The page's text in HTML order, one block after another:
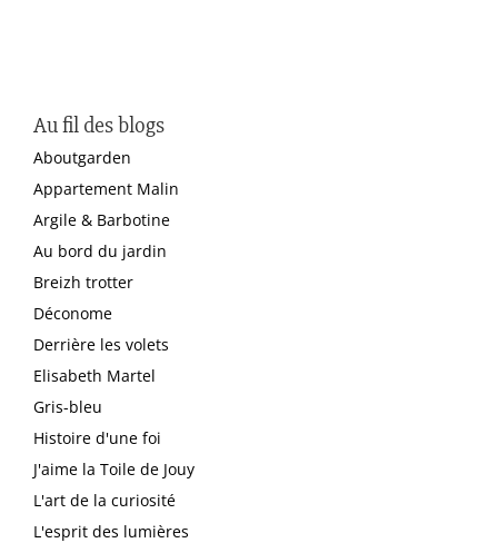
Au fil des blogs
Aboutgarden
Appartement Malin
Argile & Barbotine
Au bord du jardin
Breizh trotter
Déconome
Derrière les volets
Elisabeth Martel
Gris-bleu
Histoire d'une foi
J'aime la Toile de Jouy
L'art de la curiosité
L'esprit des lumières